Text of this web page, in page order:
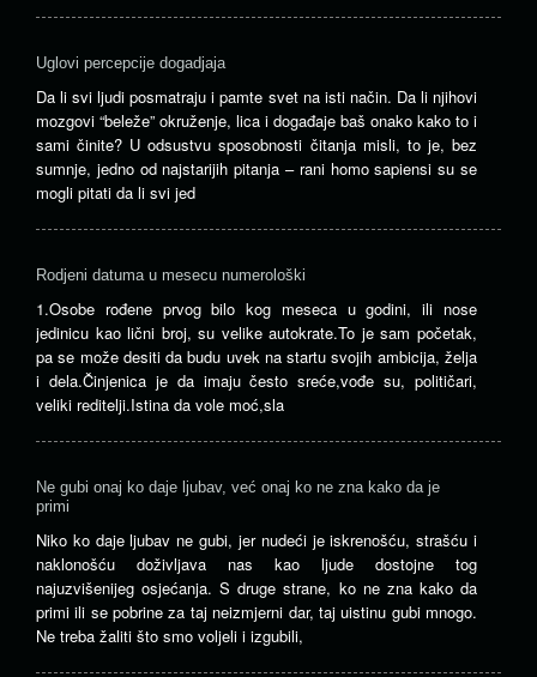
Uglovi percepcije dogadjaja
Da li svi ljudi posmatraju i pamte svet na isti način. Da li njihovi
mozgovi “beleže” okruženje, lica i događaje baš onako kako to i
sami činite? U odsustvu sposobnosti čitanja misli, to je, bez
sumnje, jedno od najstarijih pitanja – rani homo sapiensi su se
mogli pitati da li svi jed
Rodjeni datuma u mesecu numerološki
1.Osobe rođene prvog bilo kog meseca u godini, ili nose
jedinicu kao lični broj, su velike autokrate.To je sam početak,
pa se može desiti da budu uvek na startu svojih ambicija, želja
i dela.Činjenica je da imaju često sreće,vođe su, političari,
veliki reditelji.Istina da vole moć,sla
Ne gubi onaj ko daje ljubav, već onaj ko ne zna kako da je
primi
Niko ko daje ljubav ne gubi, jer nudeći je iskrenošću, strašću i
naklonošću doživljava nas kao ljude dostojne tog
najuzvišenijeg osjećanja. S druge strane, ko ne zna kako da
primi ili se pobrine za taj neizmjerni dar, taj uistinu gubi mnogo.
Ne treba žaliti što smo voljeli i izgubili,